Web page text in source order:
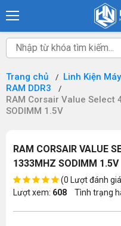
Trang chủ Linh Kiện
RAM DDR3
RAM Corsair Value Select
SODIMM 1.5V
RAM CORSAIR VALUE
1333MHZ SODIMM 1.5V
(0 Lượt đánh
Lượt xem: 608 Tình trạng